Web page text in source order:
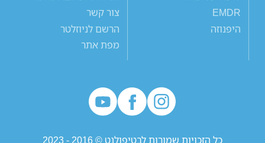
EMDR
היפנוזה
צור קשר
הרשם לניוזלטר
מפת אתר
כל הזכויות שמורות לבטיפולנט © 2016 - 2023